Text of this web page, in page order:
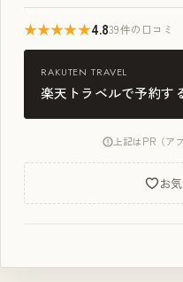
★★★★★4.839件の口コミ
RAKUTEN TRAVEL
楽天トラベルで予約す
上記はPR（ア
お